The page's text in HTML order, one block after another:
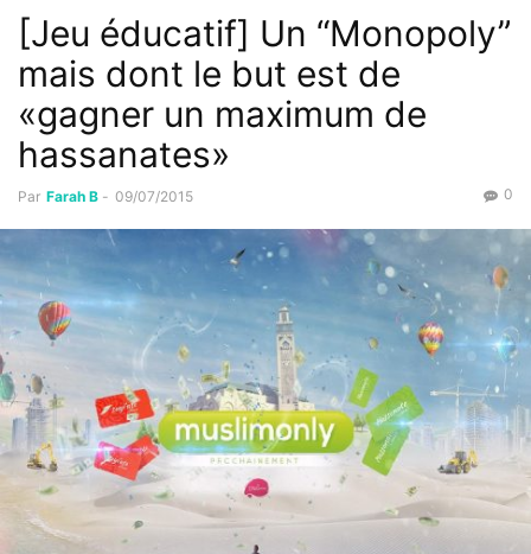
[Jeu éducatif] Un “Monopoly”
mais dont le but est de
«gagner un maximum de
hassanates»
Par Farah B - 09/07/2015 0